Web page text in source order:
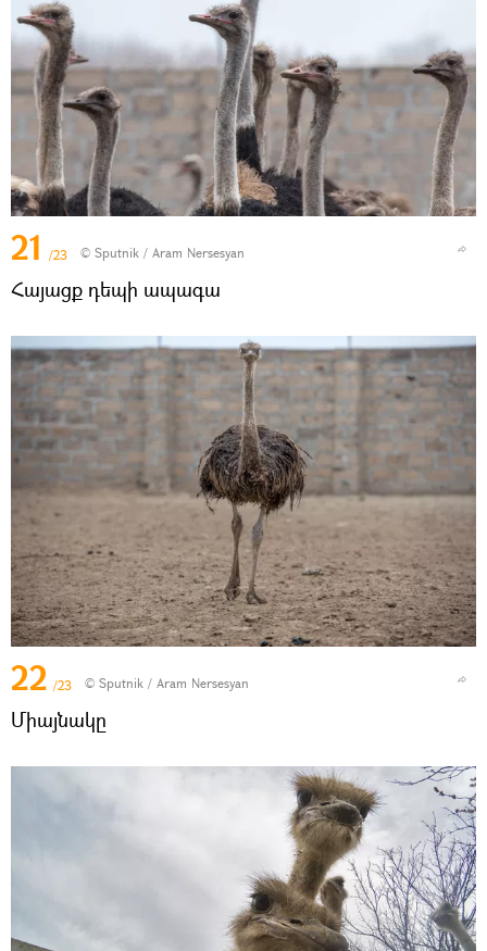
21 /23 © Sputnik / Aram Nersesyan
Հայացք դեպի ապագա
22 /23 © Sputnik / Aram Nersesyan
Միայնակը